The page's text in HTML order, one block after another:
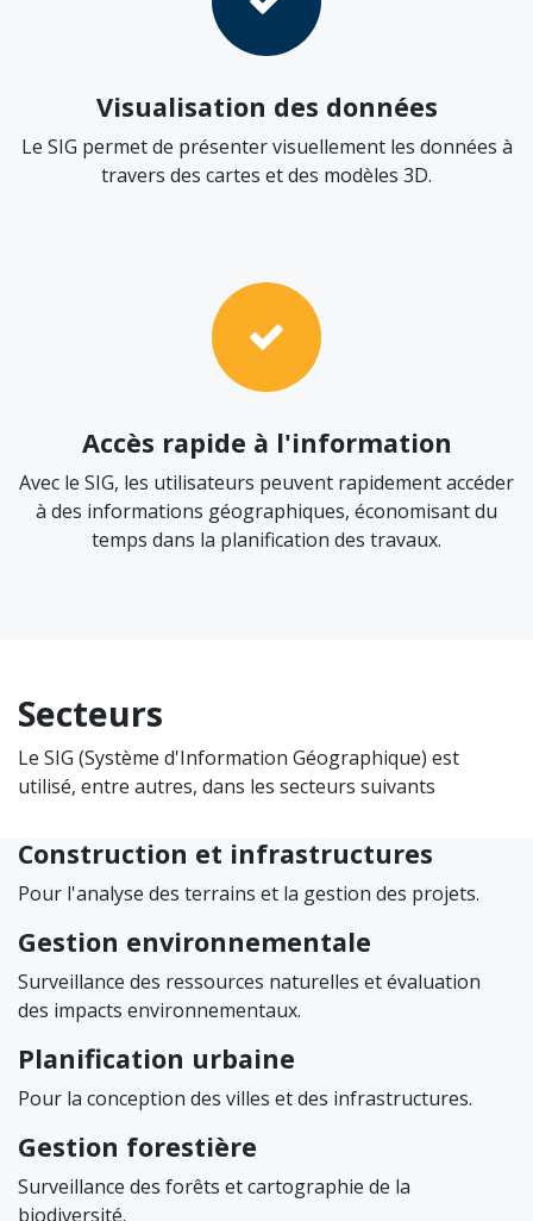
Visualisation des données
Le SIG permet de présenter visuellement les données à
travers des cartes et des modèles 3D.
Accès rapide à l'information
Avec le SIG, les utilisateurs peuvent rapidement accéder
à des informations géographiques, économisant du
temps dans la planification des travaux.
Secteurs
Le SIG (Système d'Information Géographique) est
utilisé, entre autres, dans les secteurs suivants
Construction et infrastructures
Pour l'analyse des terrains et la gestion des projets.
Gestion environnementale
Surveillance des ressources naturelles et évaluation
des impacts environnementaux.
Planification urbaine
Pour la conception des villes et des infrastructures.
Gestion forestière
Surveillance des forêts et cartographie de la
biodiversité.